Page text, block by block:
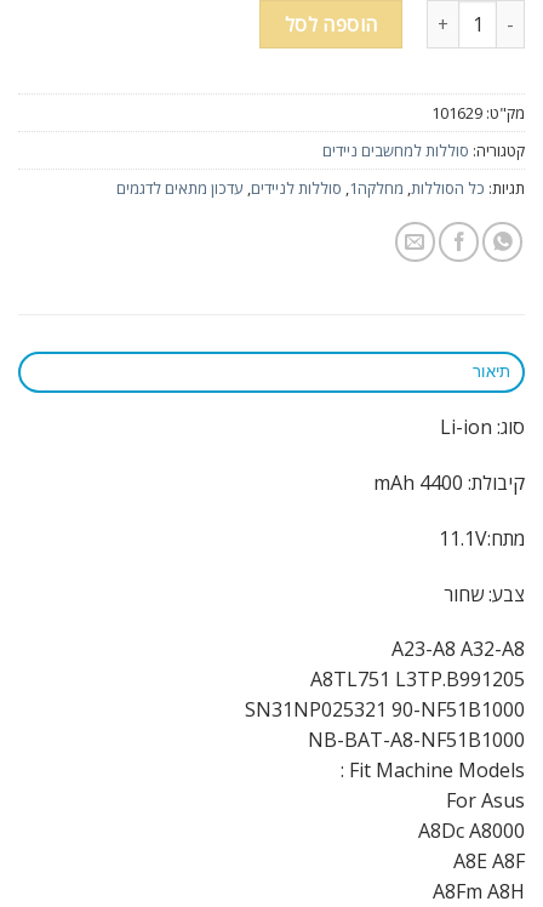
כמות של סוללה חליפית 6 תאים למחשב נייד Asus A32-A8 A8 F8 F80 N80 Z99 X80Lהוספה לסל
מק"ט: 101629
קטגוריה: סוללות למחשבים ניידים
תגיות: כל הסוללות, מחלקה1 , סוללות לניידים, עדכון מתאים לדגמים
תיאור
סוג: Li-ion
קיבולת: 4400 mAh
מתח:11.1V
צבע: שחור
A23-A8 A32-A8
A8TL751 L3TP.B991205
SN31NP025321 90-NF51B1000
NB-BAT-A8-NF51B1000
Fit Machine Models :
For Asus
A8Dc A8000
A8E A8F
A8Fm A8H